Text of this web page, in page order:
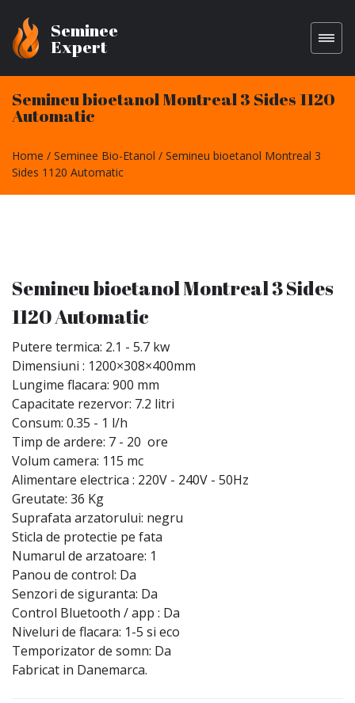
Seminee
Expert
Semineu bioetanol Montreal 3 Sides 1120
Automatic
Home Seminee Bio-Etanol
Semineu bioetanol Montreal 3
Sides 1120 Automatic
Semineu bioetanol Montreal 3 Sides
1120 Automatic
Putere termica: 2.1 - 5.7 kw
Dimensiuni : 1200×308×400mm
Lungime flacara: 900 mm
Capacitate rezervor: 7.2 litri
Consum: 0.35 - 1 l/h
Timp de ardere: 7 - 20 ore
Volum camera: 115 mc
Alimentare electrica : 220V - 240V - 50Hz
Greutate: 36 Kg
Suprafata arzatorului: negru
Sticla de protectie pe fata
Numarul de arzatoare: 1
Panou de control: Da
Senzori de siguranta: Da
Control Bluetooth / app : Da
Niveluri de flacara: 1-5 si eco
Temporizator de somn: Da
Fabricat in Danemarca.